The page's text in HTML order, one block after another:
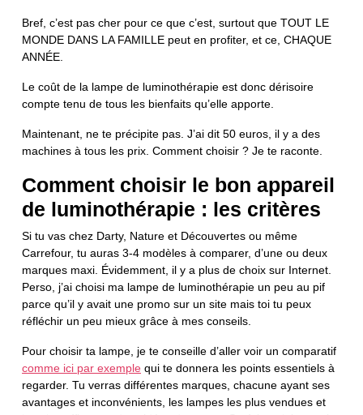
Bref, c’est pas cher pour ce que c’est, surtout que TOUT LE
MONDE DANS LA FAMILLE peut en profiter, et ce, CHAQUE
ANNÉE.
Le coût de la lampe de luminothérapie est donc dérisoire
compte tenu de tous les bienfaits qu’elle apporte.
Maintenant, ne te précipite pas. J’ai dit 50 euros, il y a des
machines à tous les prix. Comment choisir ? Je te raconte.
Comment choisir le bon appareil
de luminothérapie : les critères
Si tu vas chez Darty, Nature et Découvertes ou même
Carrefour, tu auras 3-4 modèles à comparer, d’une ou deux
marques maxi. Évidemment, il y a plus de choix sur Internet.
Perso, j’ai choisi ma lampe de luminothérapie un peu au pif
parce qu’il y avait une promo sur un site mais toi tu peux
réfléchir un peu mieux grâce à mes conseils.
Pour choisir ta lampe, je te conseille d’aller voir un comparatif
comme ici par exemple qui te donnera les points essentiels à
regarder. Tu verras différentes marques, chacune ayant ses
avantages et inconvénients, les lampes les plus vendues et